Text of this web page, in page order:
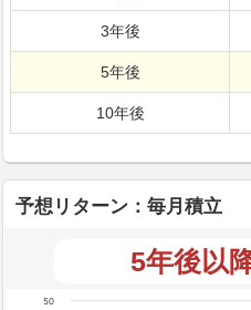
3年後
5年後
10年後
予想リターン：毎月積立
5年後以
50